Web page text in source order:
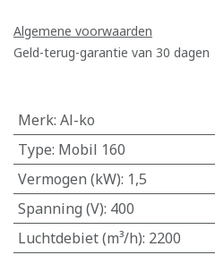
Algemene voorwaarden
Geld-terug-garantie van 30 dagen
Merk: Al-ko
Type: Mobil 160
Vermogen (kW): 1,5
Spanning (V): 400
Luchtdebiet (m³/h): 2200